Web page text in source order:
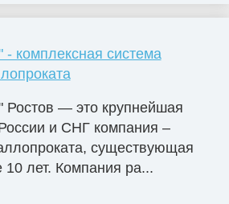
комплексная система
— это крупнейшая
и СНГ компания –
существующая
лет. Компания ра...